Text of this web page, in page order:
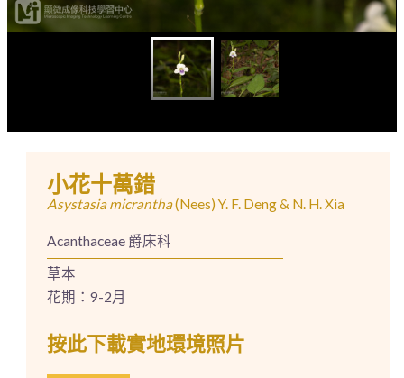
小花十萬錯
Asystasia micrantha(Nees) Y. F. Deng & N. H. Xia
Acanthaceae 爵床科
草本
花期：9-2月
按此下載實地環境照片